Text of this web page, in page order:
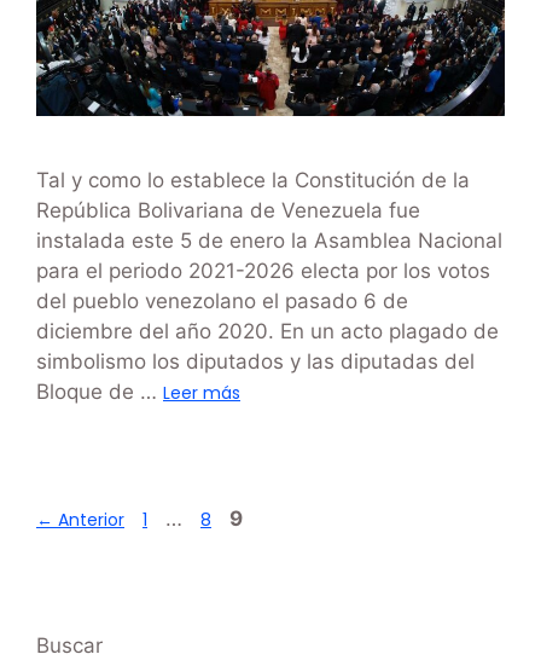
Tal y como lo establece la Constitución de la
República Bolivariana de Venezuela fue
instalada este 5 de enero la Asamblea Nacional
para el periodo 2021-2026 electa por los votos
del pueblo venezolano el pasado 6 de
diciembre del año 2020. En un acto plagado de
simbolismo los diputados y las diputadas del
Bloque de … Leer más
← Anterior 1 … 8 9
Buscar